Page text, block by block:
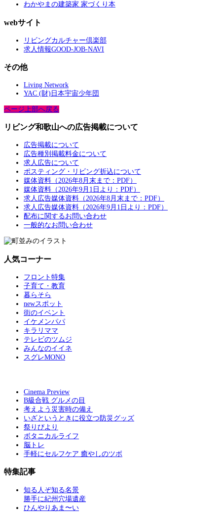
わかやまの建築家 家づくり本
webサイト
リビングカルチャー倶楽部
求人情報GOOD-JOB-NAVI
その他
Living Network
YAC (財)日本宇宙少年団
ページ上部へ戻る
リビング和歌山への広告掲載について
広告掲載について
広告種別掲載料金について
求人広告について
ポスティング・リビング折込について
媒体資料（2026年8月末まで：PDF）
媒体資料（2026年9月1日より：PDF）
求人広告媒体資料（2026年8月末まで：PDF）
求人広告媒体資料（2026年9月1日より：PDF）
配布に関するお問い合わせ
一般的なお問い合わせ
人気コーナー
フロント特集
子育て・教育
暮らそら
newスポット
街のイベント
イケメンパパ
キラリママ
テレビのツムジ
みんなのイイネ
スグレMONO
Cinema Preview
B級合戦 グルメの目
考えよう災害時の備え
いざというときに役立つ防災グッズ
祭りびより
ボタニカルライフ
脳トレ
手軽にセルフケア 癒やしのツボ
特集記事
知る人ぞ知る名景
勝手に紀州穴場遺産
ひんやりあま〜い